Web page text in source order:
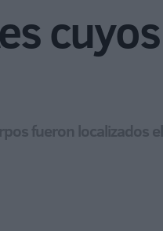
fueron localizados